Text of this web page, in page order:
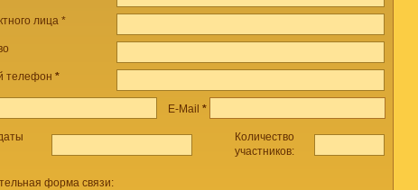
лица *
телефон *
E-Mail *
Количество
участников:
форма связи: